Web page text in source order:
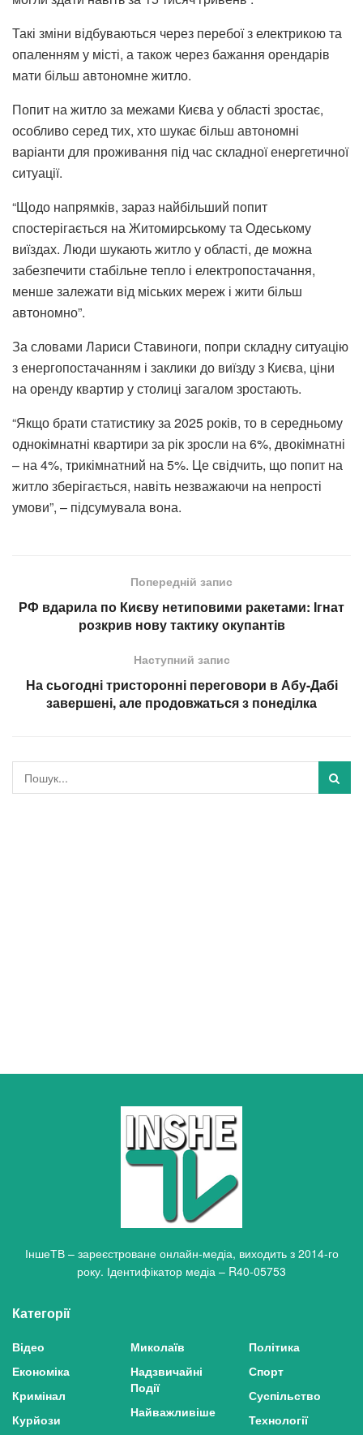
Такі зміни відбуваються через перебої з електрикою та
опаленням у місті, а також через бажання орендарів
мати більш автономне житло.
Попит на житло за межами Києва у області зростає,
особливо серед тих, хто шукає більш автономні
варіанти для проживання під час складної енергетичної
ситуації.
“Щодо напрямків, зараз найбільший попит
спостерігається на Житомирському та Одеському
виїздах. Люди шукають житло у області, де можна
забезпечити стабільне тепло і електропостачання,
менше залежати від міських мереж і жити більш
автономно”.
За словами Лариси Ставиноги, попри складну ситуацію
з енергопостачанням і заклики до виїзду з Києва, ціни
на оренду квартир у столиці загалом зростають.
“Якщо брати статистику за 2025 років, то в середньому
однокімнатні квартири за рік зросли на 6%, двокімнатні
– на 4%, трикімнатний на 5%. Це свідчить, що попит на
житло зберігається, навіть незважаючи на непрості
умови”, – підсумувала вона.
Попередній запис
РФ вдарила по Києву нетиповими ракетами: Ігнат
розкрив нову тактику окупантів
Наступний запис
На сьогодні тристоронні переговори в Абу-Дабі
завершені, але продовжаться з понеділка
ІншеТВ – зареєстроване онлайн-медіа, виходить з 2014-го
року. Ідентифікатор медіа – R40-05753
Категорії
Відео
Економіка
Кримінал
Курйози
Миколаїв
Надзвичайні
Події
Найважливіше
Політика
Спорт
Суспільство
Технології